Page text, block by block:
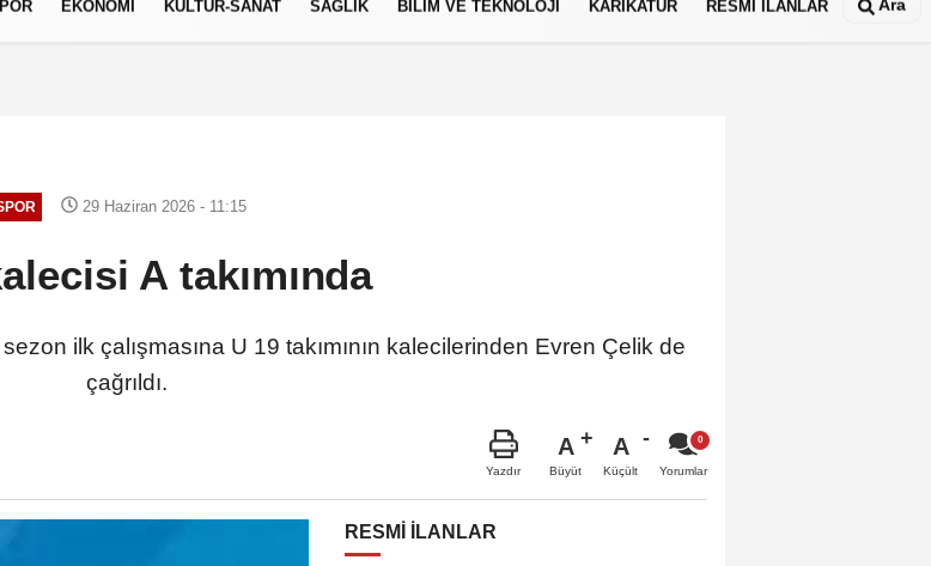
EKONOMİ KÜLTÜR-SANAT SAĞLIK BİLİM VE TEKNOLOJİ KARİKATÜR RESMİ İLANLAR Ara
29 Haziran 2026 - 11:15
A takımında
ilk çalışmasına U 19 takımının kalecilerinden Evren Çelik de
çağrıldı.
Yazdır
A
Büyüt
A
Küçült Yorumlar
RESMİ İLANLAR